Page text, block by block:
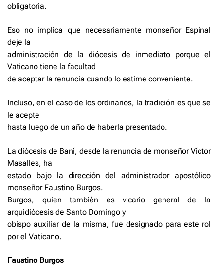
obligatoria.
Eso no implica que necesariamente monseñor Espinal
deje la
administración de la diócesis de inmediato porque el
Vaticano tiene la facultad
de aceptar la renuncia cuando lo estime conveniente.
Incluso, en el caso de los ordinarios, la tradición es que se
le acepte
hasta luego de un año de haberla presentado.
La diócesis de Baní, desde la renuncia de monseñor Víctor
Masalles, ha
estado bajo la dirección del administrador apostólico
monseñor Faustino Burgos.
Burgos, quien también es vicario general de la
arquidiócesis de Santo Domingo y
obispo auxiliar de la misma, fue designado para este rol
por el Vaticano.
Faustino Burgos